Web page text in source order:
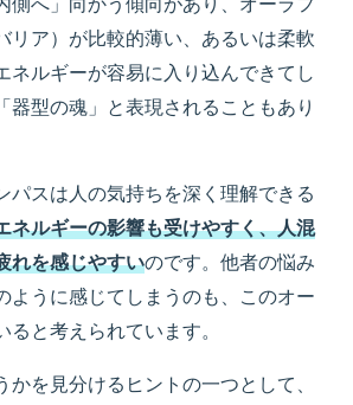
リア）が比較的薄い、あるいは柔軟
ネルギーが容易に入り込んできてし
器型の魂」と表現されることもあり
パスは人の気持ちを深く理解できる
ネルギーの影響も受けやすく、人混
れを感じやすいのです。他者の悩み
ように感じてしまうのも、このオー
と考えられています。
かを見分けるヒントの一つとして、